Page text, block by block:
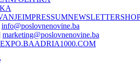
IMPRESSUMNEWSLETTER
info@poslovnenovine.ba
marketing@poslovnenovine.ba
ADRIA1000.COM